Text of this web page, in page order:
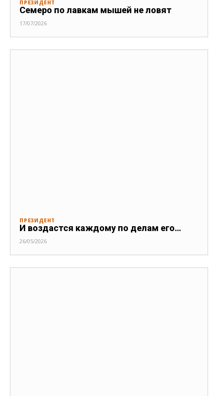
ПРЕЗИДЕНТ
Семеро по лавкам мышей не ловят
17/07/2026
ПРЕЗИДЕНТ
И воздастся каждому по делам его…
26/05/2026